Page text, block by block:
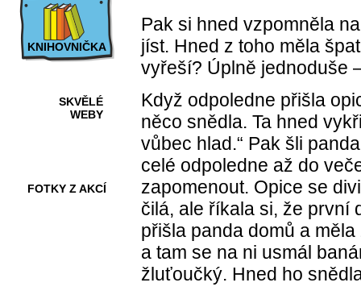
KNIHOVNIČKA
SKVĚLÉ
WEBY
FOTKY Z AKCÍ
Pak si hned vzpomněla
jíst. Hned z toho měla
vyřeší? Úplně jednoduše
Když odpoledne přišla
něco snědla. Ta hned
vůbec hlad.“ Pak šli
celé odpoledne až do
zapomenout. Opice se
čilá, ale říkala si, že první
přišla panda domů a
a tam se na ni usmál
žluťoučký. Hned ho